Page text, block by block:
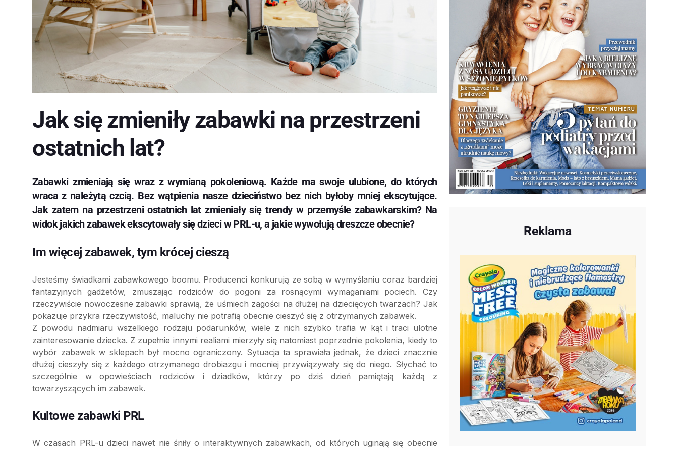
Jak się zmieniły zabawki na przestrzeni
ostatnich lat?
Zabawki zmieniają się wraz z wymianą pokoleniową. Każde ma swoje ulubione, do których
wraca z należytą czcią. Bez wątpienia nasze dzieciństwo bez nich byłoby mniej ekscytujące.
Jak zatem na przestrzeni ostatnich lat zmieniały się trendy w przemyśle zabawkarskim? Na
widok jakich zabawek ekscytowały się dzieci w PRL-u, a jakie wywołują dreszcze obecnie?
Im więcej zabawek, tym krócej cieszą
Jesteśmy świadkami zabawkowego boomu. Producenci konkurują ze sobą w wymyślaniu coraz bardziej
fantazyjnych gadżetów, zmuszając rodziców do pogoni za rosnącymi wymaganiami pociech. Czy
rzeczywiście nowoczesne zabawki sprawią, że uśmiech zagości na dłużej na dziecięcych twarzach? Jak
pokazuje przykra rzeczywistość, maluchy nie potrafią obecnie cieszyć się z otrzymanych zabawek.
Z powodu nadmiaru wszelkiego rodzaju podarunków, wiele z nich szybko trafia w kąt i traci ulotne
zainteresowanie dziecka. Z zupełnie innymi realiami mierzyły się natomiast poprzednie pokolenia, kiedy to
wybór zabawek w sklepach był mocno ograniczony. Sytuacja ta sprawiała jednak, że dzieci znacznie
dłużej cieszyły się z każdego otrzymanego drobiazgu i mocniej przywiązywały się do niego. Słychać to
szczególnie w opowieściach rodziców i dziadków, którzy po dziś dzień pamiętają każdą z
towarzyszących im zabawek.
Kultowe zabawki PRL
W czasach PRL-u dzieci nawet nie śniły o interaktywnych zabawkach, od których uginają się obecnie
Reklama